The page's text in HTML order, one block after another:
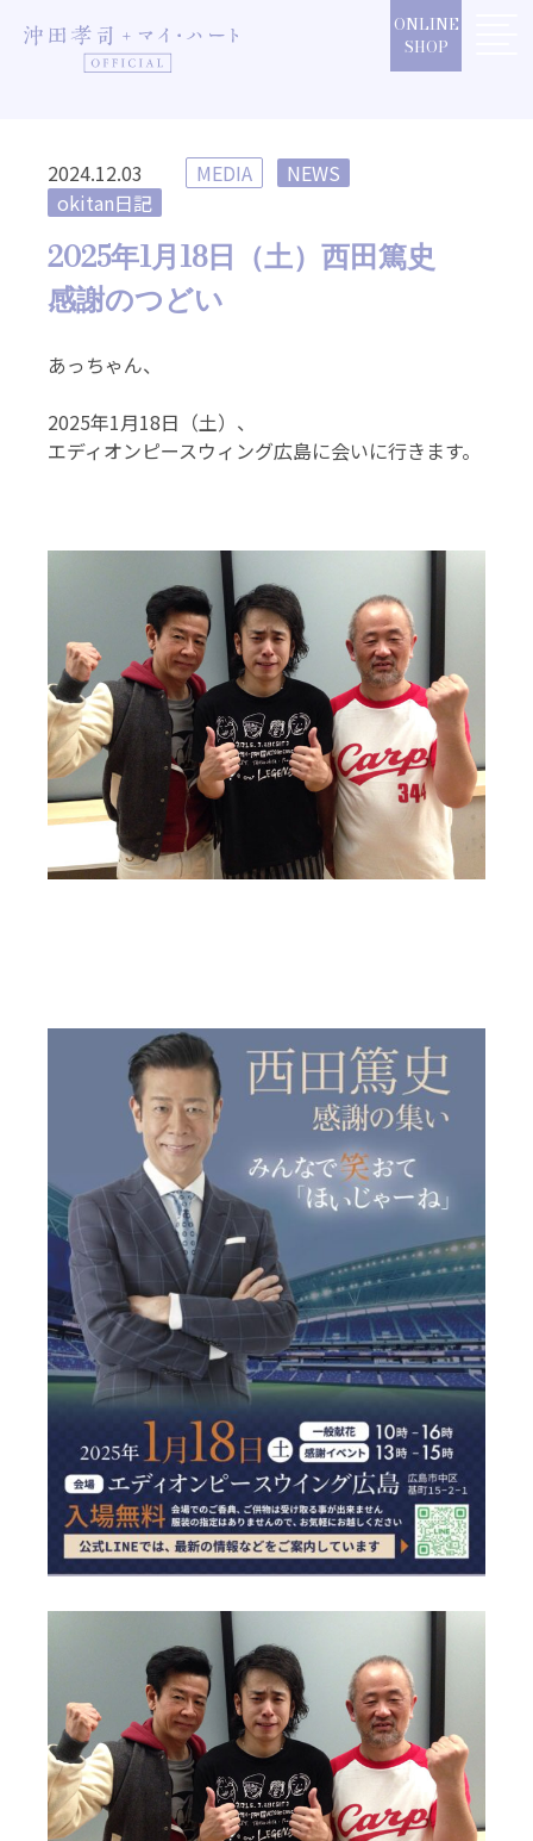
ONLINE
SHOP
2024.12.03 MEDIA
NEWS
okitan日記
2025年1月18日（土）西田篤史
感謝のつどい
あっちゃん、
2025年1月18日（土）、
エディオンピースウィング広島に会いに行きます。